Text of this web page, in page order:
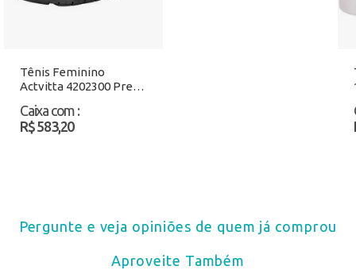
Tênis Feminino
Actvitta 4202300 Preto
Caixa com :
R$ 583,20
Pergunte e veja opiniões de quem já comprou
Aproveite Também